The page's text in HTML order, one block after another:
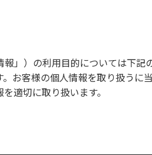
」）の利用目的については下記の
お客様の個人情報を取り扱うに
適切に取り扱います。